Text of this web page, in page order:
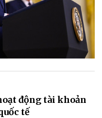
động tài khoản
tế